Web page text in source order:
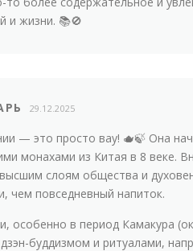
и жизни. 📚🚫
29.12.2025
— это просто вау! 🫖🍃 Она
монахами из Китая в 8 веке.
слоям общества и
чем повседневный напиток.
особенно в период Камакура
буддизмом и ритуалами,